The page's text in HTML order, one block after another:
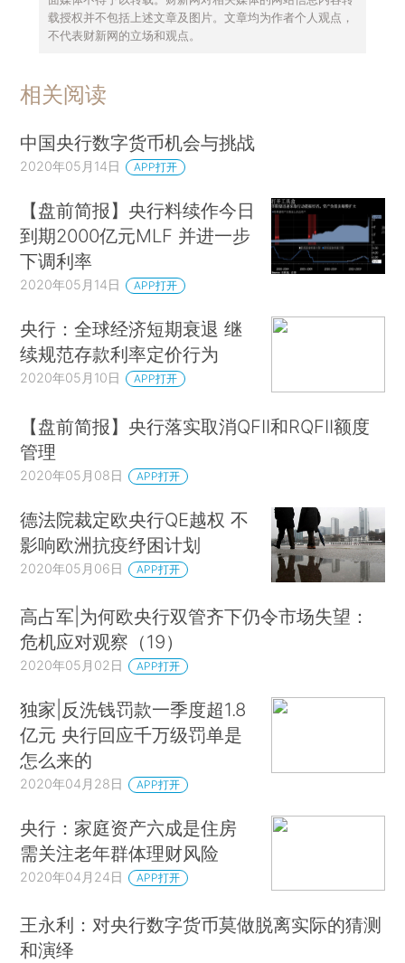
载授权并不包括上述文章及图片。文章均为作者个人观点，
不代表财新网的立场和观点。
相关阅读
中国央行数字货币机会与挑战
2020年05月14日 APP打开
【盘前简报】央行料续作今日
到期2000亿元MLF 并进一步
下调利率
2020年05月14日 APP打开
央行：全球经济短期衰退 继
续规范存款利率定价行为
2020年05月10日 APP打开
【盘前简报】央行落实取消QFII和RQFII额度
管理
2020年05月08日 APP打开
德法院裁定欧央行QE越权 不
影响欧洲抗疫纾困计划
2020年05月06日 APP打开
高占军|为何欧央行双管齐下仍令市场失望：
危机应对观察（19）
2020年05月02日 APP打开
独家|反洗钱罚款一季度超1.8
亿元 央行回应千万级罚单是
怎么来的
2020年04月28日 APP打开
央行：家庭资产六成是住房
需关注老年群体理财风险
2020年04月24日 APP打开
王永利：对央行数字货币莫做脱离实际的猜测
和演绎